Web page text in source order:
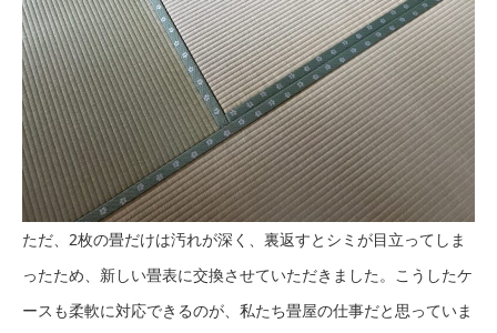
ただ、2枚の畳だけは汚れが深く、裏返すとシミが目立ってしま
ったため、新しい畳表に交換させていただきました。こうしたケ
ースも柔軟に対応できるのが、私たち畳屋の仕事だと思っていま